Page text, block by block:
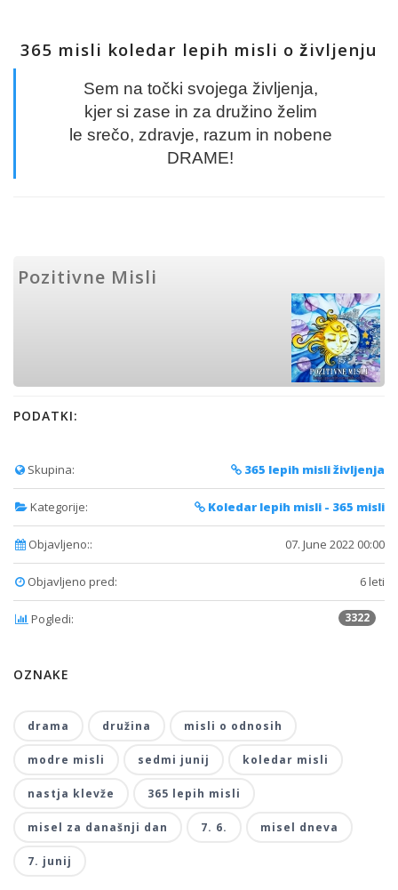
365 misli koledar lepih misli o življenju
Sem na točki svojega življenja,
kjer si zase in za družino želim
le srečo, zdravje, razum in nobene
DRAME!
Pozitivne Misli
PODATKI:
Skupina: 365 lepih misli življenja
Kategorije: Koledar lepih misli - 365 misli
Objavljeno:: 07. June 2022 00:00
Objavljeno pred: 6 leti
Pogledi: 3322
OZNAKE
drama družina misli o odnosih
modre misli sedmi junij koledar misli
nastja klevže 365 lepih misli
misel za današnji dan 7. 6. misel dneva
7. junij